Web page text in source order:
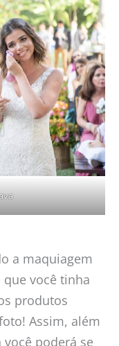
a maquiagem
você tinha
produtos
Assim, além
poderá se